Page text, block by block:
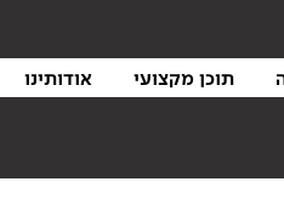
תוכן מקצועי אודותינו